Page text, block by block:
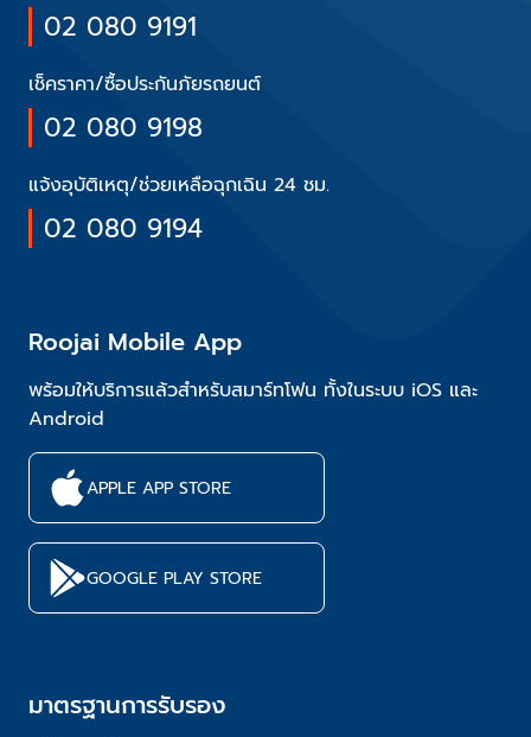
02 080 9191
เช็คราคา/ซื้อประกันภัยรถยนต์
02 080 9198
แจ้งอุบัติเหตุ/ช่วยเหลือฉุกเฉิน 24 ชม.
02 080 9194
Roojai Mobile App
พร้อมให้บริการแล้วสำหรับสมาร์ทโฟน ทั้งในระบบ iOS และ
Android
APPLE APP STORE
GOOGLE PLAY STORE
มาตรฐานการรับรอง